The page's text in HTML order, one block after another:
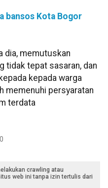
bansos Kota Bogor
dia, memutuskan
tidak tepat sasaran, dan
kepada warga
memenuhi persyaratan
terdata
crawling atau
web ini tanpa izin tertulis dari